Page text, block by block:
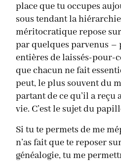
place que tu occupes
sous tendant la
méritocratique repose
par quelques parvenus –
entières de laissés-pour-
que chacun ne fait
peut, le plus souvent du
partant de ce qu’il a reçu
vie. C’est le sujet du
Si tu te permets de me
n’as fait que te reposer
généalogie, tu me